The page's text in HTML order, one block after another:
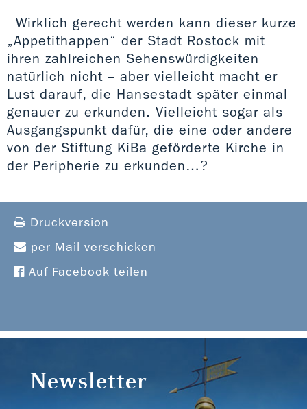
Wirklich gerecht werden kann dieser kurze
„Appetithappen“ der Stadt Rostock mit
ihren zahlreichen Sehenswürdigkeiten
natürlich nicht – aber vielleicht macht er
Lust darauf, die Hansestadt später einmal
genauer zu erkunden. Vielleicht sogar als
Ausgangspunkt dafür, die eine oder andere
von der Stiftung KiBa geförderte Kirche in
der Peripherie zu erkunden…?
Druckversion
per Mail verschicken
Auf Facebook teilen
Newsletter